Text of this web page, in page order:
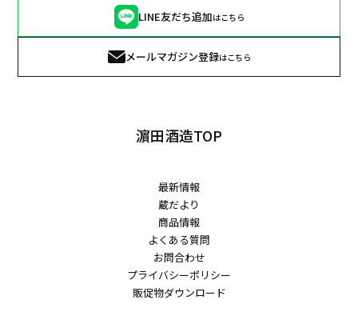
LINE友だち追加はこちら
メールマガジン登録はこちら
濵田酒造TOP
最新情報
蔵だより
商品情報
よくある質問
お問合わせ
プライバシーポリシー
販促物ダウンロード